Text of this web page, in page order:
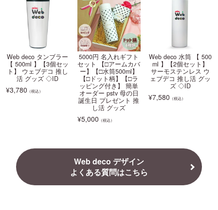
Web deco タンブラー
【 500ml 】【3個セッ
ト】 ウェブデコ 推し
活 グッズ ◇ID
¥3,780 （税込）
5000円 名入れギフト
セット 【□アームカバ
ー】【□水筒500ml】
【□ドット柄】【□ラ
ッピング付き】 簡単
オーダー pstv 母の日
誕生日 プレゼント 推
し活 グッズ
¥5,000 （税込）
Web deco 水筒 【 500
ml 】【2個セット】
サーモステンレス ウ
ェブデコ 推し活 グッ
ズ ◇ID
¥7,580 （税込）
Web deco デザイン
よくある質問はこちら